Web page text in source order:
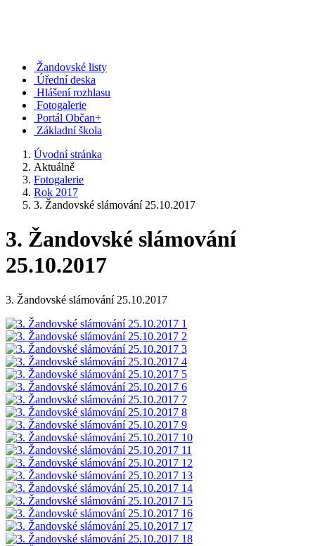
Žandovské listy
Úřední deska
Hlášení rozhlasu
Fotogalerie
Portál Občan+
Základní škola
Úvodní stránka
Aktuálně
Fotogalerie
Rok 2017
3. Žandovské slámování 25.10.2017
3. Žandovské slámování
25.10.2017
3. Žandovské slámování 25.10.2017